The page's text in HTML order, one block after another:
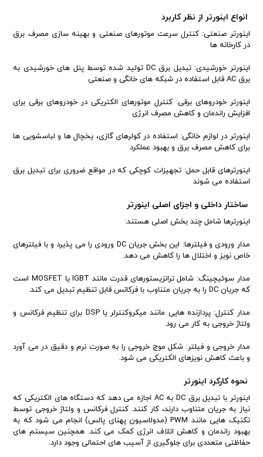
انواع اینورتر از نظر کاربرد
اینورتر صنعتی: کنترل سرعت موتورهای صنعتی و بهینه سازی مصرف برق
در کارخانه ها
اینورتر خورشیدی: تبدیل برق DC تولید شده توسط پنل های خورشیدی به
برق AC قابل استفاده در شبکه های خانگی و صنعتی
اینورتر خودروهای برقی: کنترل موتورهای الکتریکی در خودروهای برقی برای
افزایش راندمان و کاهش مصرف انرژی
اینورتر در لوازم خانگی: استفاده در کولرهای گازی، یخچال ها و لباسشویی ها
برای کاهش مصرف برق و بهبود عملکرد
اینورترهای قابل حمل: تجهیزات کوچکی که در مواقع ضروری برای تبدیل برق
استفاده می شوند
ساختار داخلی و اجزای اصلی اینورتر
اینورترها شامل چند بخش اصلی هستند:
مدار ورودی و فیلترها: این بخش جریان DC ورودی را می پذیرد و با فیلترهای
خاص نویز و اختلال ها را کاهش می دهد.
مدار سوئیچینگ: شامل ترانزیستورهای قدرت مانند IGBT یا MOSFET است
که جریان DC را به جریان متناوب با فرکانس قابل تنظیم تبدیل می کند.
مدار کنترل: پردازنده هایی مانند میکروکنترلر یا DSP برای تنظیم فرکانس و
ولتاژ خروجی به کار می رود.
مدار خروجی و فیلتر: شکل موج خروجی را به صورت نرم و دقیق در می آورد
و باعث کاهش نویزهای الکتریکی می شود.
نحوه کارکرد اینورتر
اینورتر با تبدیل برق DC به AC اجازه می دهد که دستگاه های الکتریکی که
نیاز به جریان متناوب دارند، کار کنند. کنترل فرکانس و ولتاژ خروجی توسط
تکنیک هایی مانند PWM (مدولاسیون پهنای پالس) انجام می شود که به
بهبود راندمان و کاهش اتلاف انرژی کمک می کند. همچنین سیستم های
حفاظتی متعددی برای جلوگیری از آسیب های احتمالی وجود دارد.